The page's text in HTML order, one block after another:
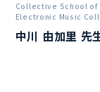
Collective School of
Electronic Music
中川 由加里 先